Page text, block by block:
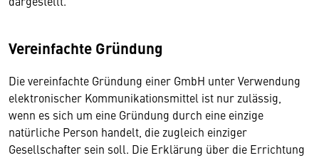
Vereinfachte Gründung
Die vereinfachte Gründung einer GmbH unter Verwendung
elektronischer Kommunikationsmittel ist nur zulässig,
wenn es sich um eine Gründung durch eine einzige
natürliche Person handelt, die zugleich einziger
Gesellschafter sein soll. Die Erklärung über die Errichtung